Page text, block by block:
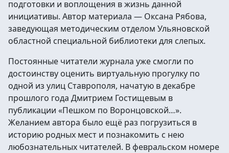
подготовки и воплощения в жизнь данной
инициативы. Автор материала — Оксана Рябова,
заведующая методическим отделом Ульяновской
областной специальной библиотеки для слепых.
Постоянные читатели журнала уже смогли по
достоинству оценить виртуальную прогулку по
одной из улиц Ставрополя, начатую в декабре
прошлого года Дмитрием Гостищевым в
публикации «Пешком по Воронцовской…».
Желанием автора было ещё раз погрузиться в
историю родных мест и познакомить с нею
любознательных читателей. В февральском номере